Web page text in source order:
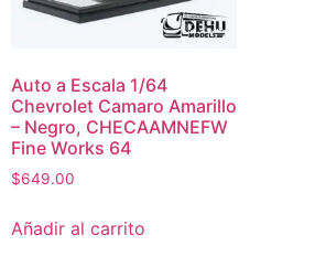
Auto a Escala 1/64
Chevrolet Camaro Amarillo
– Negro, CHECAAMNEFW
Fine Works 64
$649.00
Añadir al carrito